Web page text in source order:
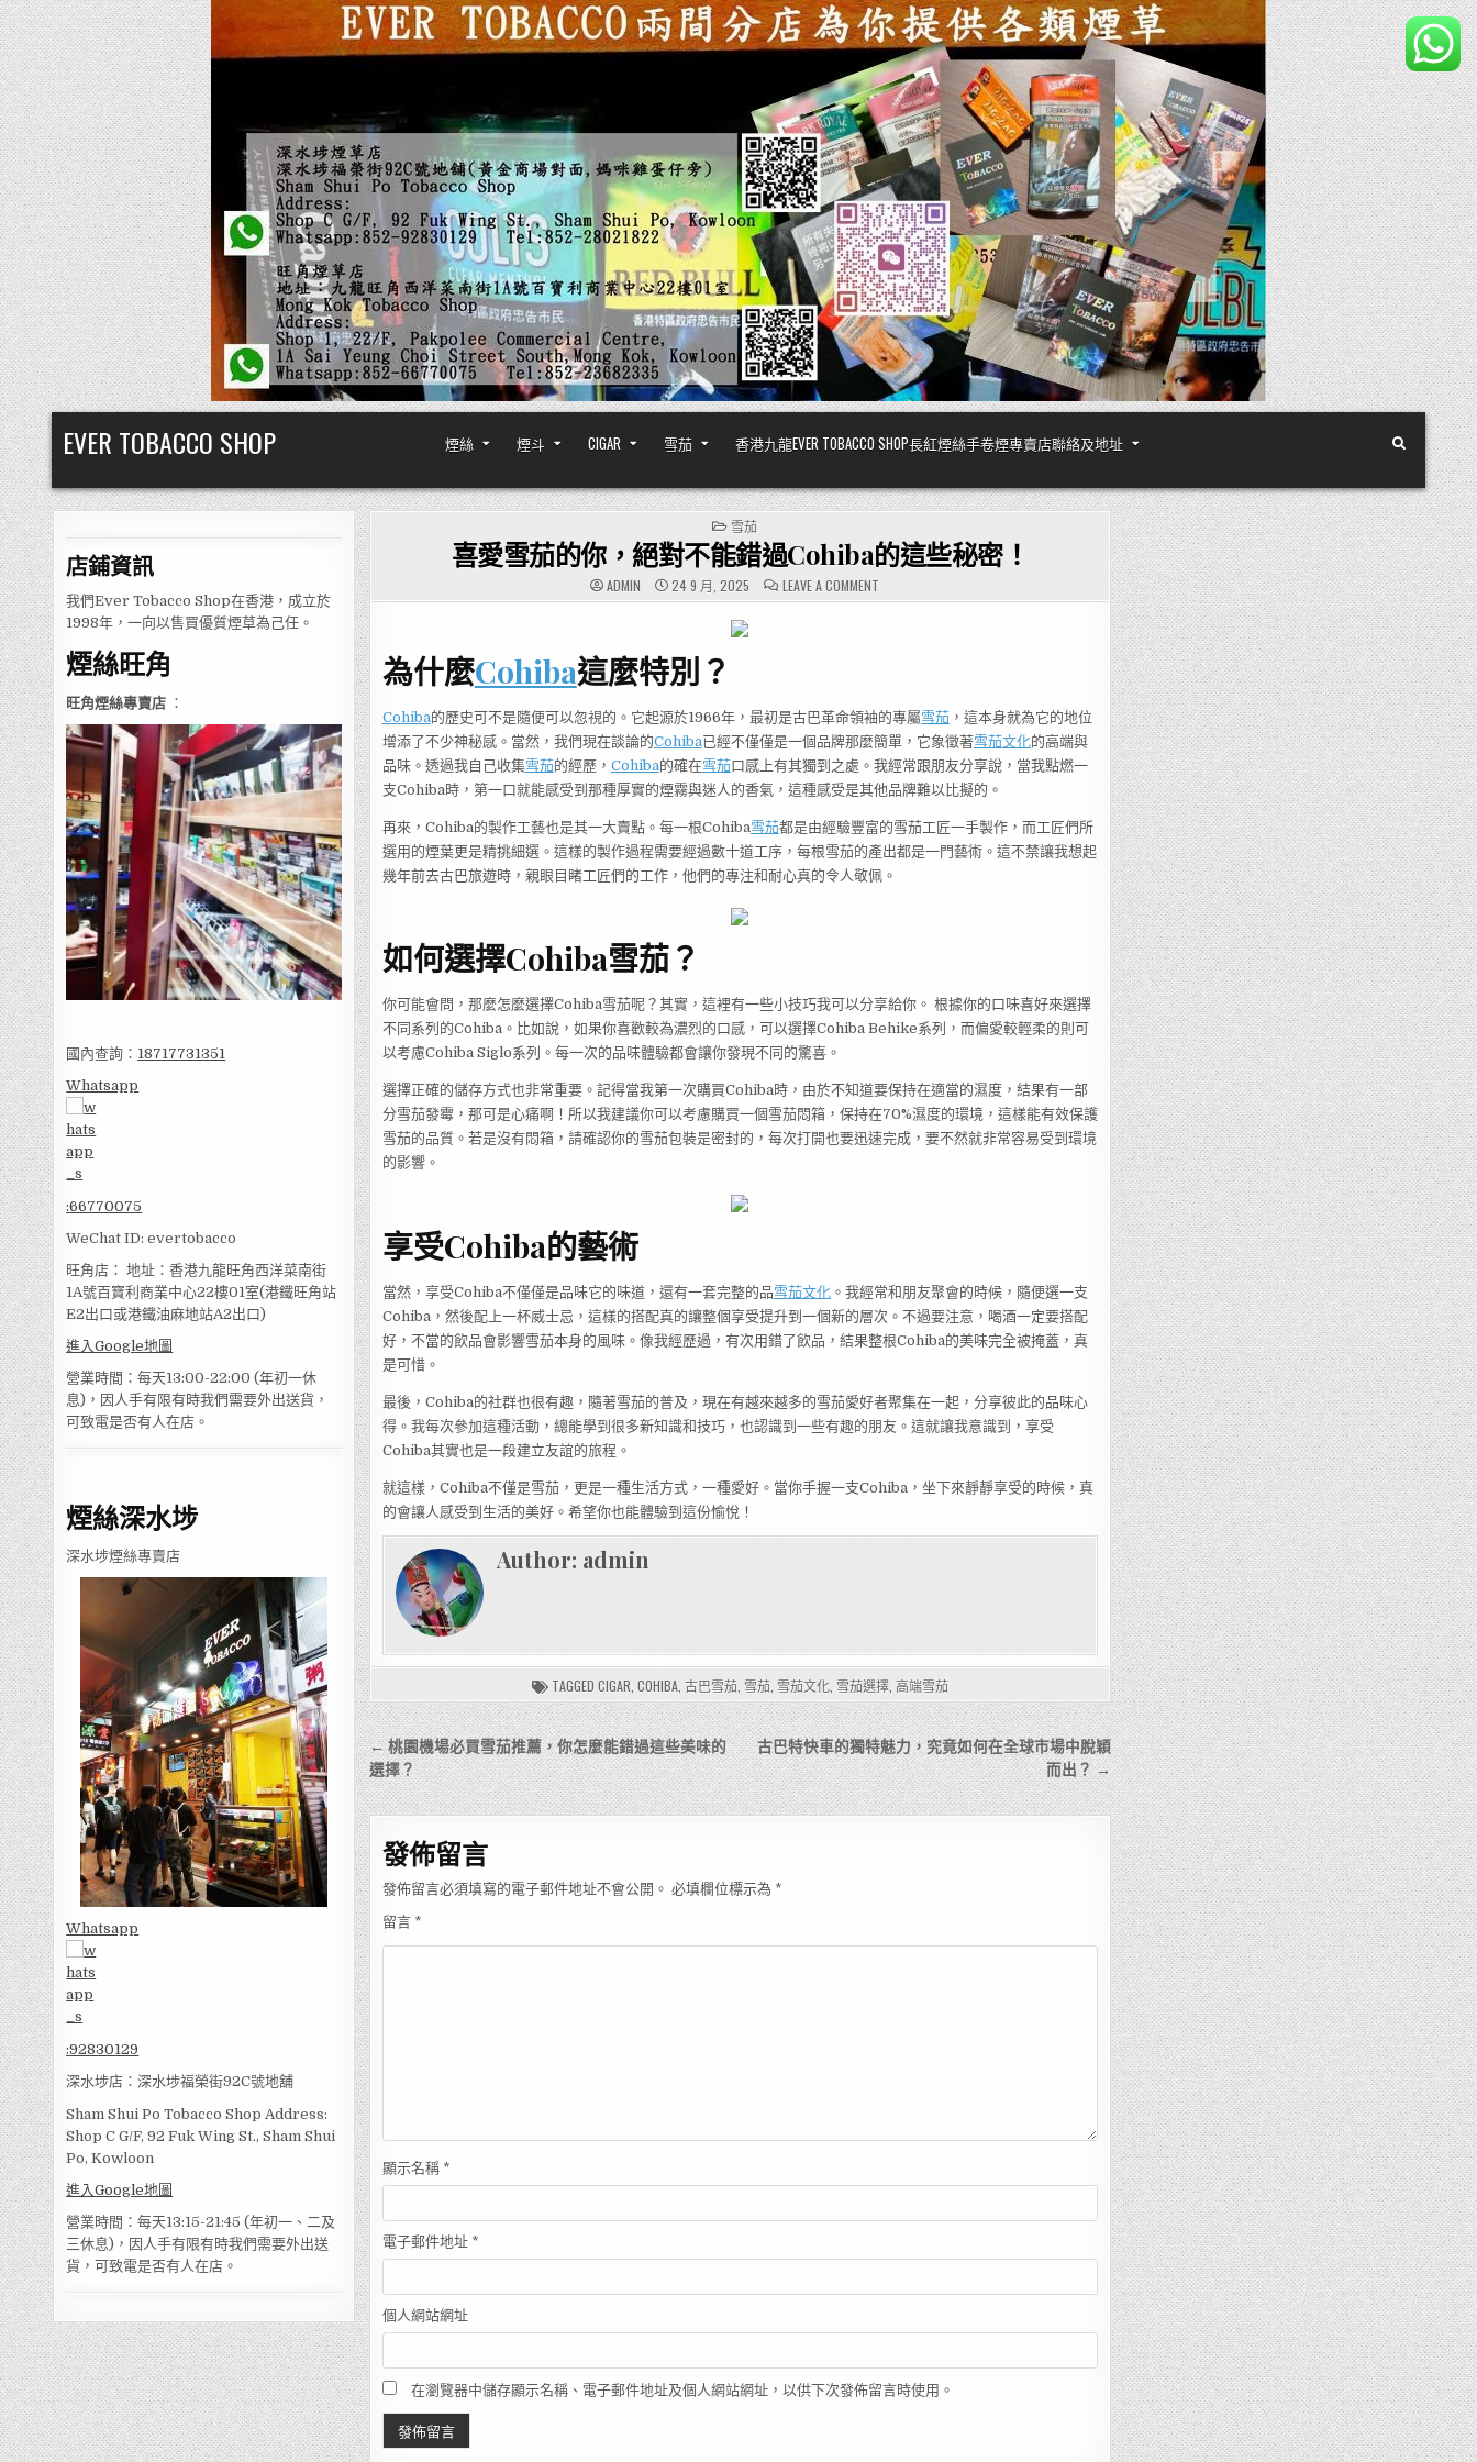
Skip
to
content
EVER TOBACCO SHOP 煙絲 煙斗 CIGAR 雪茄 香港九龍EVER TOBACCO SHOP長紅煙絲手卷煙專賣店聯絡及地址
店鋪資訊
我們Ever Tobacco Shop在香港，成立於
1998年，一向以售買優質煙草為己任。
煙絲旺角
旺角煙絲專賣店 ：
國內查詢： 18717731351
Whatsapp
:66770075
WeChat ID: evertobacco
旺角店： 地址：香港九龍旺角西洋菜南街
1A號百寶利商業中心22樓01室(港鐵旺角站
E2出口或港鐵油麻地站A2出口)
進入Google地圖
營業時間：每天13:00-22:00 (年初一休
息)，因人手有限有時我們需要外出送貨，
可致電是否有人在店。
煙絲深水埗
深水埗煙絲專賣店
Whatsapp
:92830129
深水埗店：深水埗福榮街92C號地舖
Sham Shui Po Tobacco Shop Address:
Shop C G/F, 92 Fuk Wing St., Sham Shui
Po, Kowloon
進入Google地圖
營業時間：每天13:15-21:45 (年初一、二及
三休息)，因人手有限有時我們需要外出送
貨，可致電是否有人在店。
POSTED
IN
雪茄
喜愛雪茄的你，絕對不能錯過Cohiba的這些秘密！
ADMIN 24 9 月, 2025 LEAVE A COMMENTON
喜
能
錯
過
COHIBA
的
這
些
密！
為什麼Cohiba這麼特別？
Cohiba的歷史可不是隨便可以忽視的。它起源於1966年，最初是古巴革命領袖的專屬雪茄，這本身就為它的地位
增添了不少神秘感。當然，我們現在談論的Cohiba已經不僅僅是一個品牌那麼簡單，它象徵著雪茄文化的高端與
品味。透過我自己收集雪茄的經歷， Cohiba的確在雪茄口感上有其獨到之處。我經常跟朋友分享說，當我點燃一
支Cohiba時，第一口就能感受到那種厚實的煙霧與迷人的香氣，這種感受是其他品牌難以比擬的。
再來，Cohiba的製作工藝也是其一大賣點。每一根Cohiba雪茄都是由經驗豐富的雪茄工匠一手製作，而工匠們所
選用的煙葉更是精挑細選。這樣的製作過程需要經過數十道工序，每根雪茄的產出都是一門藝術。這不禁讓我想起
幾年前去古巴旅遊時，親眼目睹工匠們的工作，他們的專注和耐心真的令人敬佩。
如何選擇Cohiba雪茄？
你可能會問，那麼怎麼選擇Cohiba雪茄呢？其實，這裡有一些小技巧我可以分享給你。 根據你的口味喜好來選擇
不同系列的Cohiba。比如說，如果你喜歡較為濃烈的口感，可以選擇Cohiba Behike系列，而偏愛較輕柔的則可
以考慮Cohiba Siglo系列。每一次的品味體驗都會讓你發現不同的驚喜。
選擇正確的儲存方式也非常重要。記得當我第一次購買Cohiba時，由於不知道要保持在適當的濕度，結果有一部
分雪茄發霉，那可是心痛啊！所以我建議你可以考慮購買一個雪茄悶箱，保持在70%濕度的環境，這樣能有效保護
雪茄的品質。若是沒有悶箱，請確認你的雪茄包裝是密封的，每次打開也要迅速完成，要不然就非常容易受到環境
的影響。
享受Cohiba的藝術
當然，享受Cohiba不僅僅是品味它的味道，還有一套完整的品雪茄文化。我經常和朋友聚會的時候，隨便選一支
Cohiba，然後配上一杯威士忌，這樣的搭配真的讓整個享受提升到一個新的層次。不過要注意，喝酒一定要搭配
好，不當的飲品會影響雪茄本身的風味。像我經歷過，有次用錯了飲品，結果整根Cohiba的美味完全被掩蓋，真
是可惜。
最後，Cohiba的社群也很有趣，隨著雪茄的普及，現在有越來越多的雪茄愛好者聚集在一起，分享彼此的品味心
得。我每次參加這種活動，總能學到很多新知識和技巧，也認識到一些有趣的朋友。這就讓我意識到，享受
Cohiba其實也是一段建立友誼的旅程。
就這樣，Cohiba不僅是雪茄，更是一種生活方式，一種愛好。當你手握一支Cohiba，坐下來靜靜享受的時候，真
的會讓人感受到生活的美好。希望你也能體驗到這份愉悅！
Author: admin
TAGGED CIGAR COHIBA, 古巴雪茄, 雪茄, 雪茄文化, 雪茄選擇, 高端雪茄
文
章
導
覽
古巴特快車的獨特魅力，究竟如何在全球市場中脫穎
而出？ →
← 桃園機場必買雪茄推薦，你怎麼能錯過這些美味的
選擇？
發佈留言
發佈留言必須填寫的電子郵件地址不會公開。 必填欄位標示為 *
留言 *
顯示名稱 *
電子郵件地址 *
個人網站網址
在瀏覽器中儲存顯示名稱、電子郵件地址及個人網站網址，以供下次發佈留言時使用。